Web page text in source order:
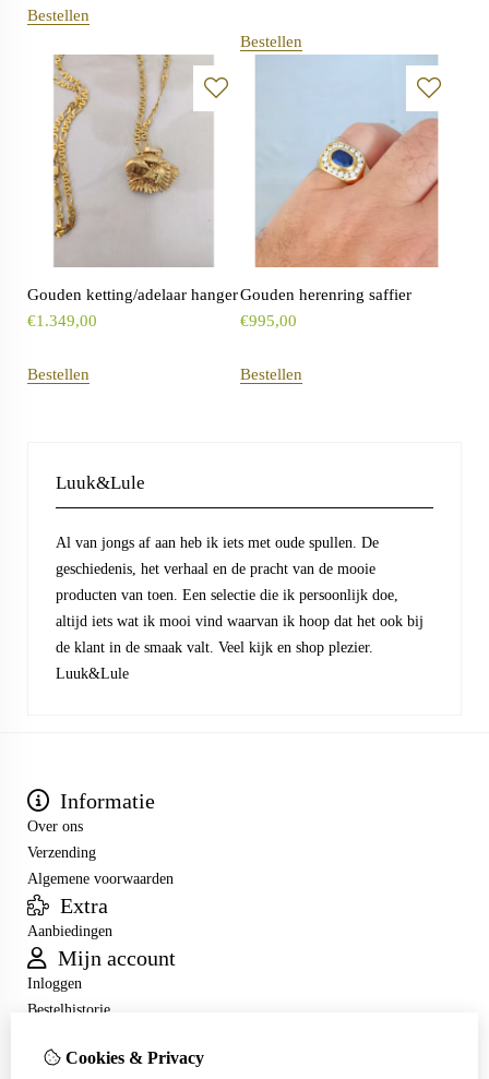
Bestellen
Bestellen
Gouden ketting/adelaar hanger
€1.349,00
Bestellen
Gouden herenring saffier
€995,00
Bestellen
Luuk&Lule
Al van jongs af aan heb ik iets met oude spullen. De
geschiedenis, het verhaal en de pracht van de mooie
producten van toen. Een selectie die ik persoonlijk doe,
altijd iets wat ik mooi vind waarvan ik hoop dat het ook bij
de klant in de smaak valt. Veel kijk en shop plezier.
Luuk&Lule
Informatie
Over ons
Verzending
Algemene voorwaarden
Extra
Aanbiedingen
Mijn account
Inloggen
Bestelhistorie
Nieuwsbrief
Cookies & Privacy